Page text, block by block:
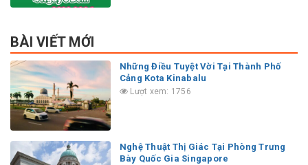
BÀI VIẾT MỚI
Những Điều Tuyệt Vời Tại Thành Phố
Cảng Kota Kinabalu
Lượt xem: 1756
Nghệ Thuật Thị Giác Tại Phòng Trưng
Bày Quốc Gia Singapore